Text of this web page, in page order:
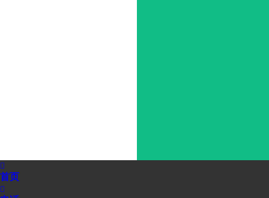

首页
